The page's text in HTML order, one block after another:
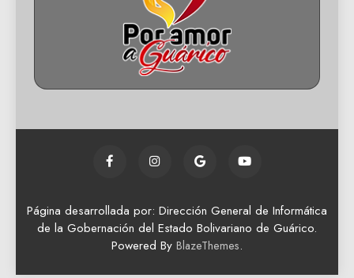
Página desarrollada por: Dirección General de Informática
de la Gobernación del Estado Bolivariano de Guárico.
Powered By BlazeThemes.